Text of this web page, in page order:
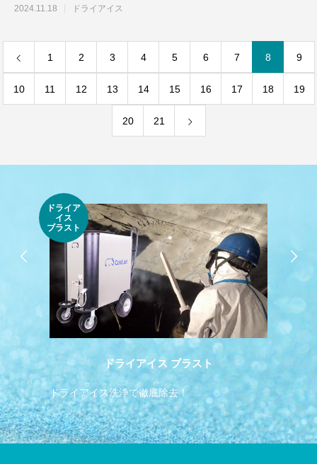
ですね。さて、本日も
2024.11.18 ドライアイス
1 2 3 4 5 6 7 8 9
10 11 12 13 14 15 16 17 18 19
20 21
ドライア
イス
ブラスト
ドライアイス ブラスト
ドライアイス洗浄で徹底除去！ 飲